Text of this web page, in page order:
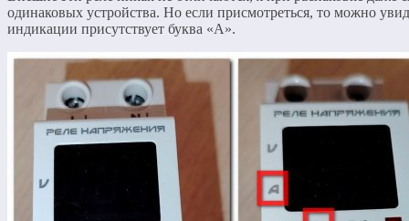
одинаковых устройства. Но если присмотреться, то можно
индикации присутствует буква «А».